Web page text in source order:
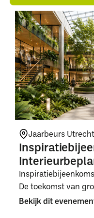
Jaarbeurs Utrecht
De toekomst van
Bekijk dit